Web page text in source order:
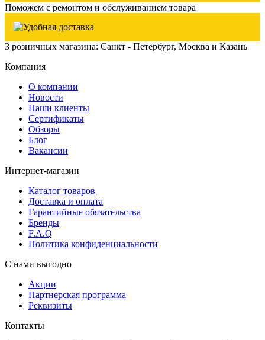
Поможем с ремонтом и обслуживанием товара
3 розничных магазина: Санкт - Петербург, Москва и Казань
Компания
О компании
Новости
Наши клиенты
Сертификаты
Обзоры
Блог
Вакансии
Интернет-магазин
Каталог товаров
Доставка и оплата
Гарантийные обязательства
Бренды
F.A.Q
Политика конфиденциальности
С нами выгодно
Акции
Партнерская программа
Реквизиты
Контакты